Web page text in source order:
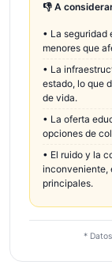
👎 A
• La seguridad
menores que
• La
estado, lo que
de vida.
• La oferta
opciones de
• El ruido y la
inconveniente,
principales.
*